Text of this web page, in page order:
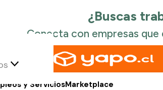
y ServiciosMarketplace